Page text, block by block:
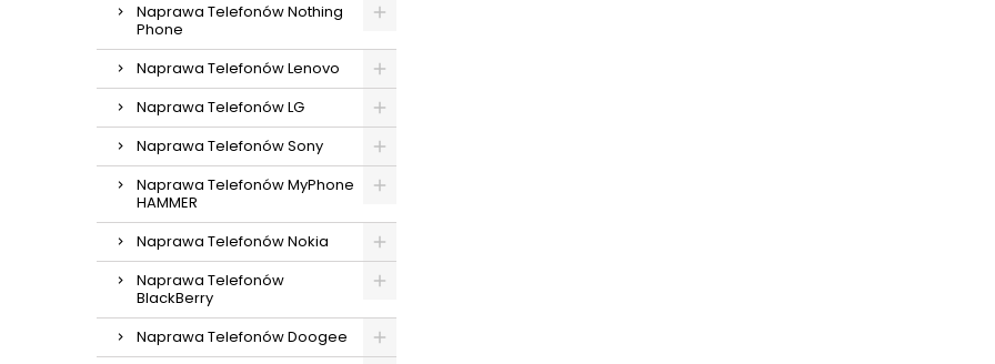
Naprawa Telefonów Nothing
Phone
Naprawa Telefonów Lenovo
Naprawa Telefonów LG
Naprawa Telefonów Sony
Naprawa Telefonów MyPhone
HAMMER
Naprawa Telefonów Nokia
Naprawa Telefonów
BlackBerry
Naprawa Telefonów Doogee